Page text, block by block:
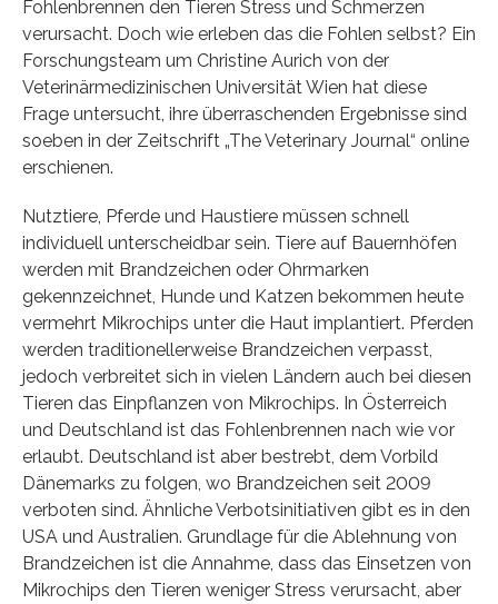
Fohlenbrennen den Tieren Stress und Schmerzen
verursacht. Doch wie erleben das die Fohlen selbst? Ein
Forschungsteam um Christine Aurich von der
Veterinärmedizinischen Universität Wien hat diese
Frage untersucht, ihre überraschenden Ergebnisse sind
soeben in der Zeitschrift „The Veterinary Journal“ online
erschienen.
Nutztiere, Pferde und Haustiere müssen schnell
individuell unterscheidbar sein. Tiere auf Bauernhöfen
werden mit Brandzeichen oder Ohrmarken
gekennzeichnet, Hunde und Katzen bekommen heute
vermehrt Mikrochips unter die Haut implantiert. Pferden
werden traditionellerweise Brandzeichen verpasst,
jedoch verbreitet sich in vielen Ländern auch bei diesen
Tieren das Einpflanzen von Mikrochips. In Österreich
und Deutschland ist das Fohlenbrennen nach wie vor
erlaubt. Deutschland ist aber bestrebt, dem Vorbild
Dänemarks zu folgen, wo Brandzeichen seit 2009
verboten sind. Ähnliche Verbotsinitiativen gibt es in den
USA und Australien. Grundlage für die Ablehnung von
Brandzeichen ist die Annahme, dass das Einsetzen von
Mikrochips den Tieren weniger Stress verursacht, aber